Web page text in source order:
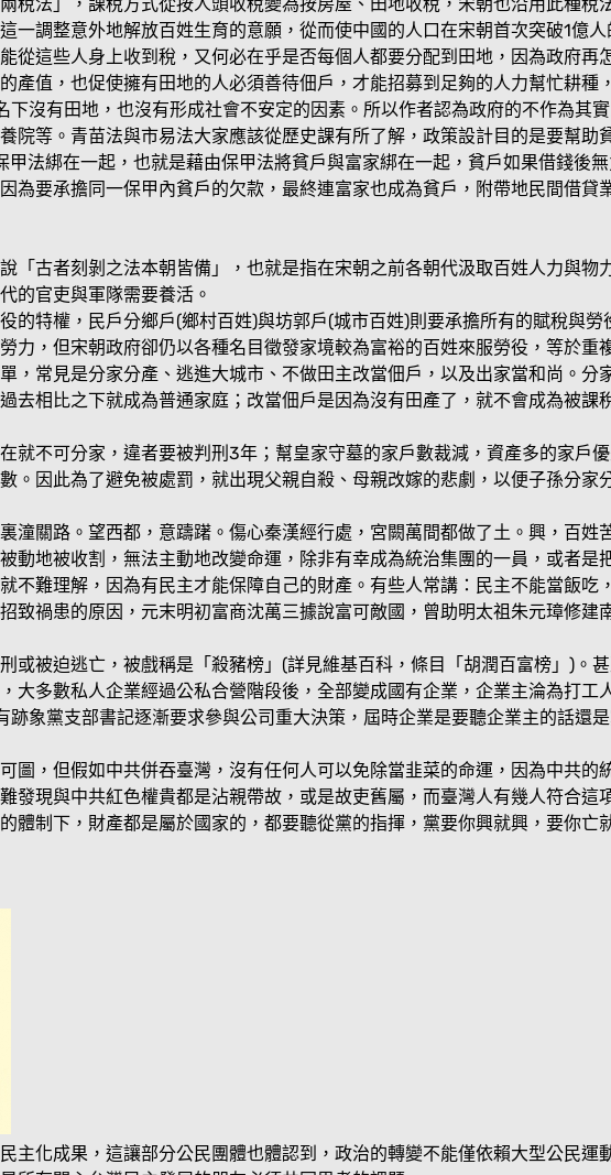
調整意外地解放百姓生育的意願，從而使中國的人口在宋朝首次突破1億人
這些人身上收到稅，又何必在乎是否每個人都要分配到田地，因為政府再
值，也促使擁有田地的人必須善待佃戶，才能招募到足夠的人力幫忙耕種
沒有田地，也沒有形成社會不安定的因素。所以作者認為政府的不作為其
等。青苗法與市易法大家應該從歷史課有所了解，政策設計目的是要幫助
法綁在一起，也就是藉由保甲法將貧戶與富家綁在一起，貧戶如果借錢後
要承擔同一保甲內貧戶的欠款，最終連富家也成為貧戶，附帶地民間借貸
古者刻剝之法本朝皆備」，也就是指在宋朝之前各朝代汲取百姓人力與物
的官吏與軍隊需要養活。
特權，民戶分鄉戶(鄉村百姓)與坊郭戶(城市百姓)則要承擔所有的賦稅與
，但宋朝政府卻仍以各種名目徵發家境較為富裕的百姓來服勞役，等於重
常見是分家分產、逃進大城市、不做田主改當佃戶，以及出家當和尚。分
相比之下就成為普通家庭；改當佃戶是因為沒有田產了，就不會成為被課
不可分家，違者要被判刑3年；幫皇家守墓的家戶數裁減，資產多的家戶
因此為了避免被處罰，就出現父親自殺、母親改嫁的悲劇，以便子孫分家
關路。望西都，意躊躇。傷心秦漢經行處，宮闕萬間都做了土。興，百姓
地被收割，無法主動地改變命運，除非有幸成為統治集團的一員，或者是
難理解，因為有民主才能保障自己的財產。有些人常講：民主不能當飯吃
禍患的原因，元末明初富商沈萬三據說富可敵國，曾助明太祖朱元璋修建
被迫逃亡，被戲稱是「殺豬榜」(詳見維基百科，條目「胡潤百富榜」)。
多數私人企業經過公私合營階段後，全部變成國有企業，企業主淪為打工
象黨支部書記逐漸要求參與公司重大決策，屆時企業是要聽企業主的話還
，但假如中共併吞臺灣，沒有任何人可以免除當韭菜的命運，因為中共的
現與中共紅色權貴都是沾親帶故，或是故吏舊屬，而臺灣人有幾人符合這
體制下，財產都是屬於國家的，都要聽從黨的指揮，黨要你興就興，要你亡
化成果，這讓部分公民團體也體認到，政治的轉變不能僅依賴大型公民運